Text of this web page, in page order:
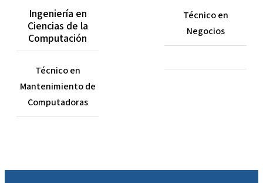
Ingeniería en
Ciencias de la
Computación
Técnico en
Negocios
Técnico en
Mantenimiento de
Computadoras